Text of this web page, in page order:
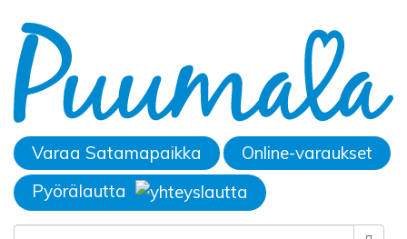
Varaa Satamapaikka
Online-varaukset
Pyörälautta